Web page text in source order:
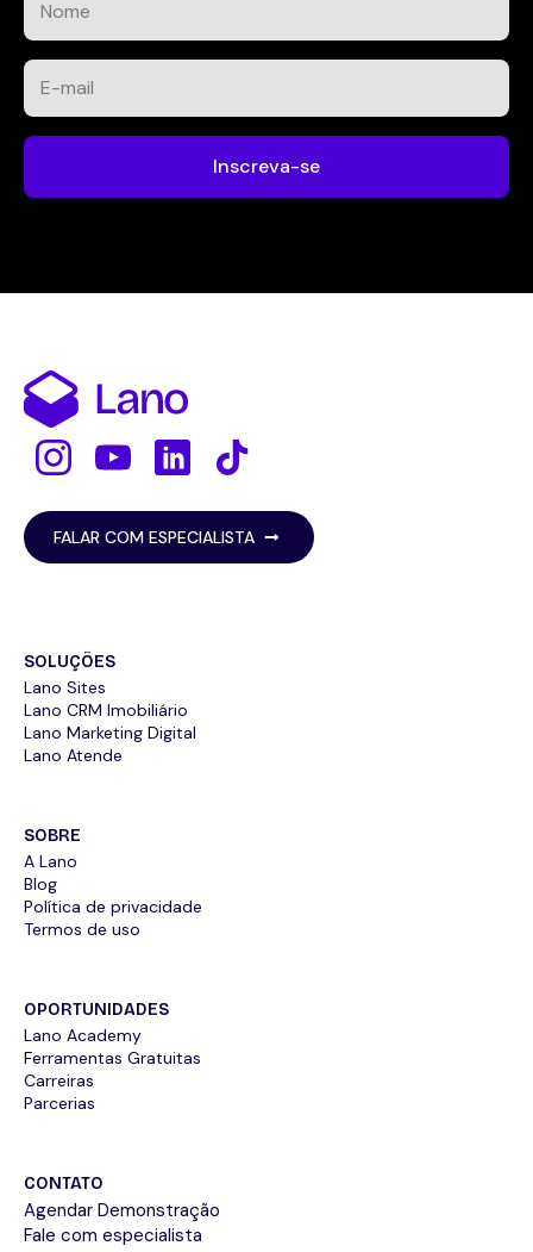
E-
mail
Inscreva-se
FALAR COM ESPECIALISTA
SOLUÇÕES
Lano Sites
Lano CRM Imobiliário
Lano Marketing Digital
Lano Atende
SOBRE
A Lano
Blog
Política de privacidade
Termos de uso
OPORTUNIDADES
Lano Academy
Ferramentas Gratuitas
Carreiras
Parcerias
CONTATO
Agendar Demonstração
Fale com especialista